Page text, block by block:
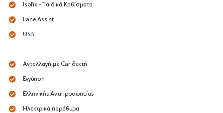
Isofix -Παιδικά Καθίσματα
Lane Assist
USB
Ανταλλαγή με Car δεκτή
Εγγύηση
Ελληνικής Αντιπροσωπείας
Ηλεκτρικά παράθυρα